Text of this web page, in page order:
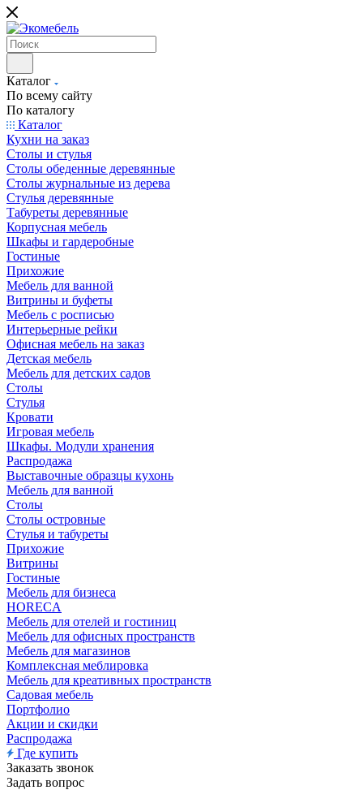
Каталог
По всему сайту
По каталогу
Каталог
Кухни на заказ
Столы и стулья
Столы обеденные деревянные
Столы журнальные из дерева
Стулья деревянные
Табуреты деревянные
Корпусная мебель
Шкафы и гардеробные
Гостиные
Прихожие
Мебель для ванной
Витрины и буфеты
Мебель с росписью
Интерьерные рейки
Офисная мебель на заказ
Детская мебель
Мебель для детских садов
Столы
Стулья
Кровати
Игровая мебель
Шкафы. Модули хранения
Распродажа
Выставочные образцы кухонь
Мебель для ванной
Столы
Столы островные
Стулья и табуреты
Прихожие
Витрины
Гостиные
Мебель для бизнеса
HORECA
Мебель для отелей и гостиниц
Мебель для офисных пространств
Мебель для магазинов
Комплексная меблировка
Мебель для креативных пространств
Садовая мебель
Портфолио
Акции и скидки
Распродажа
Где купить
Заказать звонок
Задать вопрос